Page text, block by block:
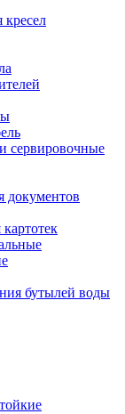
сервировочные
бутылей воды